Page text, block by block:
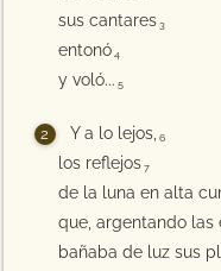
sus cantares 3
entonó 4
y voló... 5
Y a lo lejos, 6
los reflejos 7
de la luna en alta
que, argentando las
bañaba de luz sus